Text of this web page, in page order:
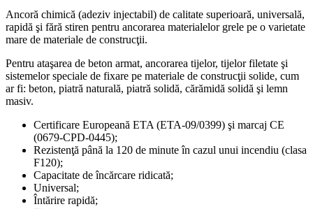
Ancoră chimică (adeziv injectabil) de calitate superioară, universală,
rapidă şi fără stiren pentru ancorarea materialelor grele pe o varietate
mare de materiale de construcţii.
Pentru ataşarea de beton armat, ancorarea tijelor, tijelor filetate şi
sistemelor speciale de fixare pe materiale de construcţii solide, cum
ar fi: beton, piatră naturală, piatră solidă, cărămidă solidă şi lemn
masiv.
Certificare Europeană ETA (ETA-09/0399) şi marcaj CE
(0679-CPD-0445);
Rezistenţă până la 120 de minute în cazul unui incendiu (clasa
F120);
Capacitate de încărcare ridicată;
Universal;
Întărire rapidă;